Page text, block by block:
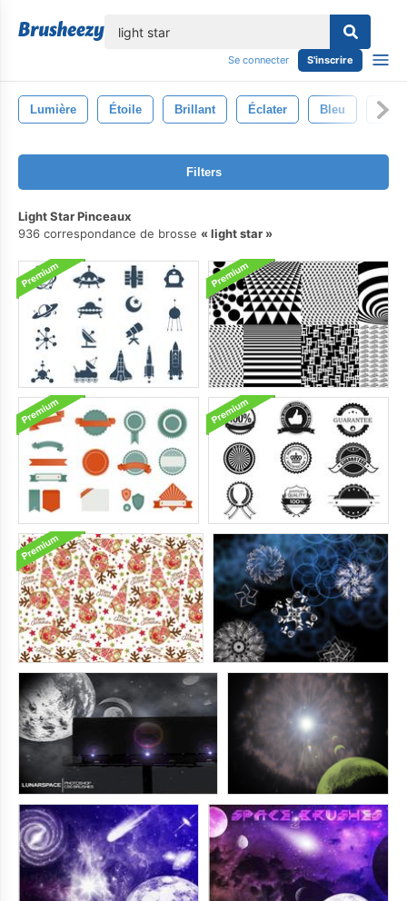
Se connecter S'inscrire
Lumière Étoile Brillant Éclater Bleu
Filters
Light Star Pinceaux
936 correspondance de brosse
light star